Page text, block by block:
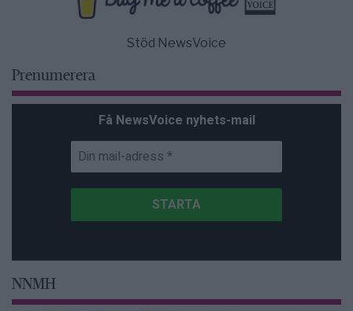
Stöd NewsVoice
Prenumerera
Få NewsVoice nyhets-mail
NNMH